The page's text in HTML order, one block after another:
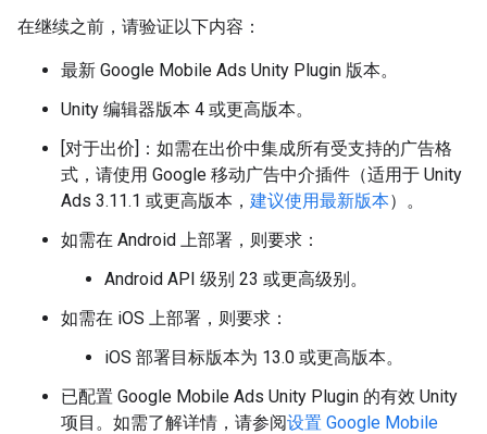
在继续之前，请验证以下内容：
最新 Google Mobile Ads Unity Plugin 版本。
Unity 编辑器版本 4 或更高版本。
[对于出价]：如需在出价中集成所有受支持的广告格
式，请使用 Google 移动广告中介插件（适用于 Unity
Ads 3.11.1 或更高版本， 建议使用最新版本）。
如需在 Android 上部署，则要求：
Android API 级别 23 或更高级别。
如需在 iOS 上部署，则要求：
iOS 部署目标版本为 13.0 或更高版本。
已配置 Google Mobile Ads Unity Plugin 的有效 Unity
项目。如需了解详情，请参阅设置 Google Mobile